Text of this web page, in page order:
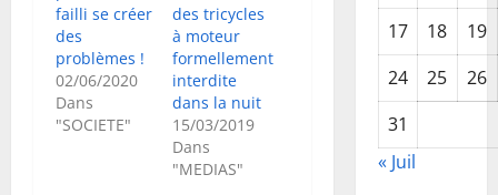
failli se créer
des
problèmes !
02/06/2020
Dans
"SOCIETE"
des tricycles
à moteur
formellement
interdite
dans la nuit
15/03/2019
Dans
"MEDIAS"
17
18
19
24
25
26
31
« Juil